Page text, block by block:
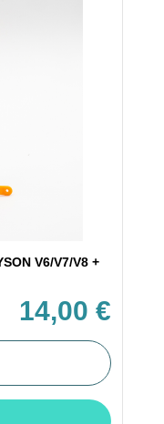
V6/V7/V8 +
14,00 €